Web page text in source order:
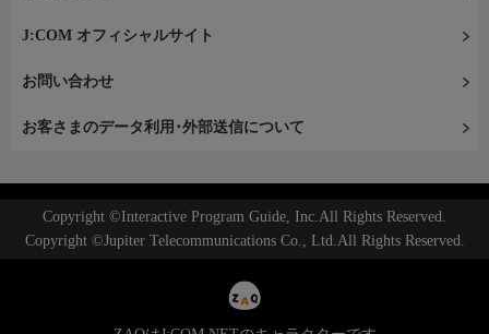
J:COM オフィシャルサイト
お問い合わせ
お客さまのデータ利用･外部送信について
Copyright ©Interactive Program Guide, Inc.All Rights Reserved.
Copyright ©Jupiter Telecommunications Co., Ltd.All Rights Reserved.